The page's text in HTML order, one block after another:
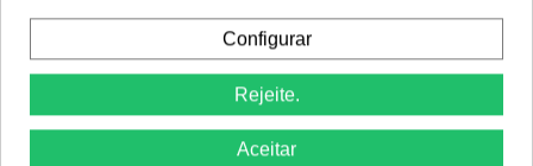
1,06 €1,48 €
-29%
2,31 €
Configurar
Rejeite.
Aceitar